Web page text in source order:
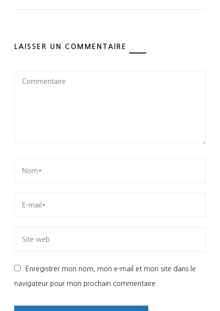
LAISSER UN COMMENTAIRE
Enregistrer mon nom, mon e-mail et mon site dans le
navigateur pour mon prochain commentaire.